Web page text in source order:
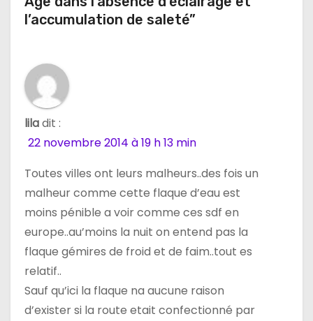
n
e
a
r
t
c
l’accumulation de saleté”
liladit :
22 novembre 2014 à 19 h 13 min
Toutes villes ont leurs malheurs..des fois un
malheur comme cette flaque d’eau est
moins pénible a voir comme ces sdf en
europe..au’moins la nuit on entend pas la
flaque gémires de froid et de faim..tout es
relatif..
Sauf qu’ici la flaque na aucune raison
d’exister si la route etait confectionné par